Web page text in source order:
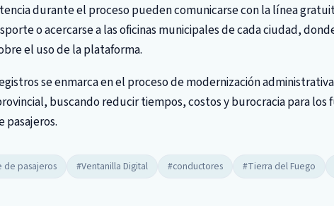
durante el proceso pueden comunicarse con la línea
o acercarse a las oficinas municipales de cada ciudad,
el uso de la plataforma.
se enmarca en el proceso de modernización
buscando reducir tiempos, costos y burocracia para los
pasajeros.
de pasajeros #Ventanilla Digital #conductores #Tierra del Fuego